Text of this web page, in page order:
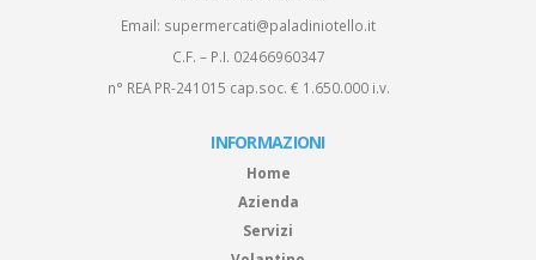
Email: supermercati@paladiniotello.it
C.F. – P.I. 02466960347
n° REA PR-241015 cap.soc. € 1.650.000 i.v.
INFORMAZIONI
Home
Azienda
Servizi